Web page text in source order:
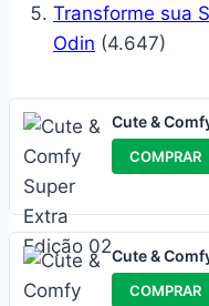
Transforme sua
Odin (4.647)
Cute &
COMPRAR
Cute &
COMPRAR